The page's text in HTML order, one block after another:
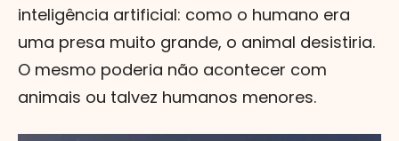
inteligência artificial: como o humano era
uma presa muito grande, o animal desistiria.
O mesmo poderia não acontecer com
animais ou talvez humanos menores.